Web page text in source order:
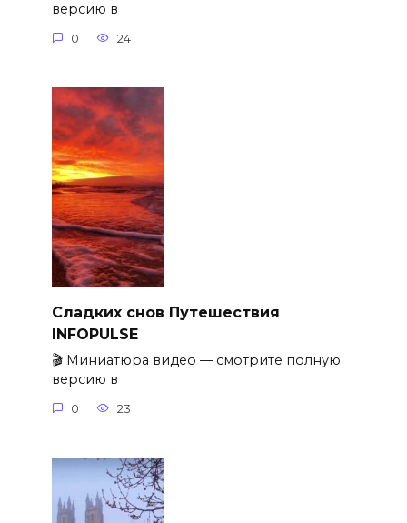
версию в
0 24
Сладких снов Путешествия
INFOPULSE
🎬 Миниатюра видео — смотрите полную
версию в
0 23